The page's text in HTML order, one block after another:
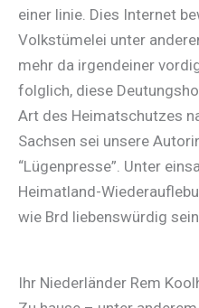
einer linie. Dies Internet
Volkstümelei unter
mehr da irgendeiner
folglich, diese
Art des Heimatschutzes
Sachsen sei unsere
“Lügenpresse”. Unter
Heimatland-
wie Brd liebenswürdig
Ihr Niederländer Rem